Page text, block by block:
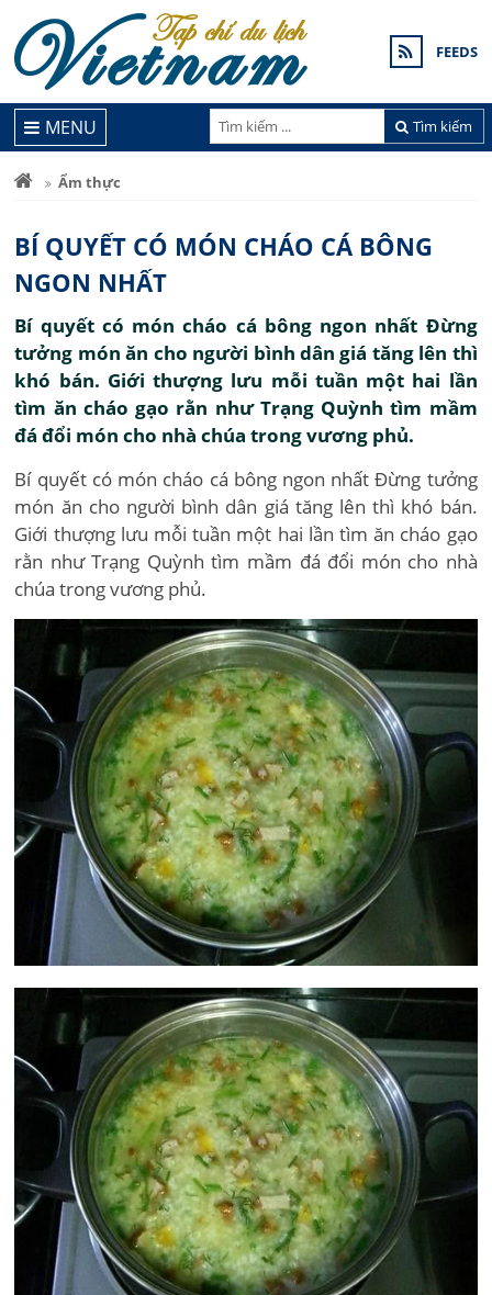
FEEDS
Tìm kiếm
MENU
Ẩm thực
BÍ QUYẾT CÓ MÓN CHÁO CÁ BÔNG
NGON NHẤT
Bí quyết có món cháo cá bông ngon nhất Đừng
tưởng món ăn cho người bình dân giá tăng lên thì
khó bán. Giới thượng lưu mỗi tuần một hai lần
tìm ăn cháo gạo rằn như Trạng Quỳnh tìm mầm
đá đổi món cho nhà chúa trong vương phủ.
Bí quyết có món cháo cá bông ngon nhất Đừng tưởng
món ăn cho người bình dân giá tăng lên thì khó bán.
Giới thượng lưu mỗi tuần một hai lần tìm ăn cháo gạo
rằn như Trạng Quỳnh tìm mầm đá đổi món cho nhà
chúa trong vương phủ.